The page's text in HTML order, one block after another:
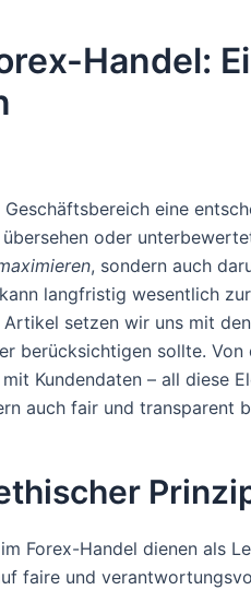
Handel:
eine
oder
, sondern auch
langfristig wesentlich
setzen wir uns mit
berücksichtigen sollte.
Kundendaten – all diese
auch fair und transparent
im Forex-Handel dienen als
faire und